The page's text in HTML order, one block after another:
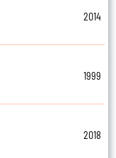
2014
1999
2018